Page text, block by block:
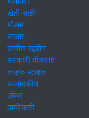
खेती-बाड़ी
मौसम
बाजार
ग्रामीण उद्द्योग
सरकारी योजनाएं
लाइफ स्टाइल
सम्पादकीय
जॉब्स
डायरेक्टरी